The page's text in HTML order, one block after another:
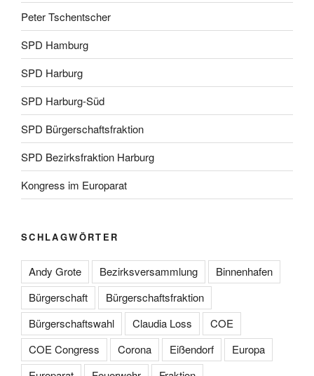
Peter Tschentscher
SPD Hamburg
SPD Harburg
SPD Harburg-Süd
SPD Bürgerschaftsfraktion
SPD Bezirksfraktion Harburg
Kongress im Europarat
SCHLAGWÖRTER
Andy Grote Bezirksversammlung
Binnenhafen
Bürgerschaft
Bürgerschaftsfraktion
Bürgerschaftswahl
Claudia Loss
COE
COE Congress
Corona Eißendorf
Europa